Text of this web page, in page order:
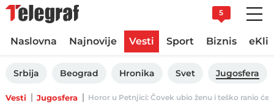
5
Naslovna Najnovije Vesti Sport Biznis
Srbija Beograd Hronika Svet Jugosfera
Vesti Jugosfera Horor u Petnjici: Čovek ubio ženu i teško ranio